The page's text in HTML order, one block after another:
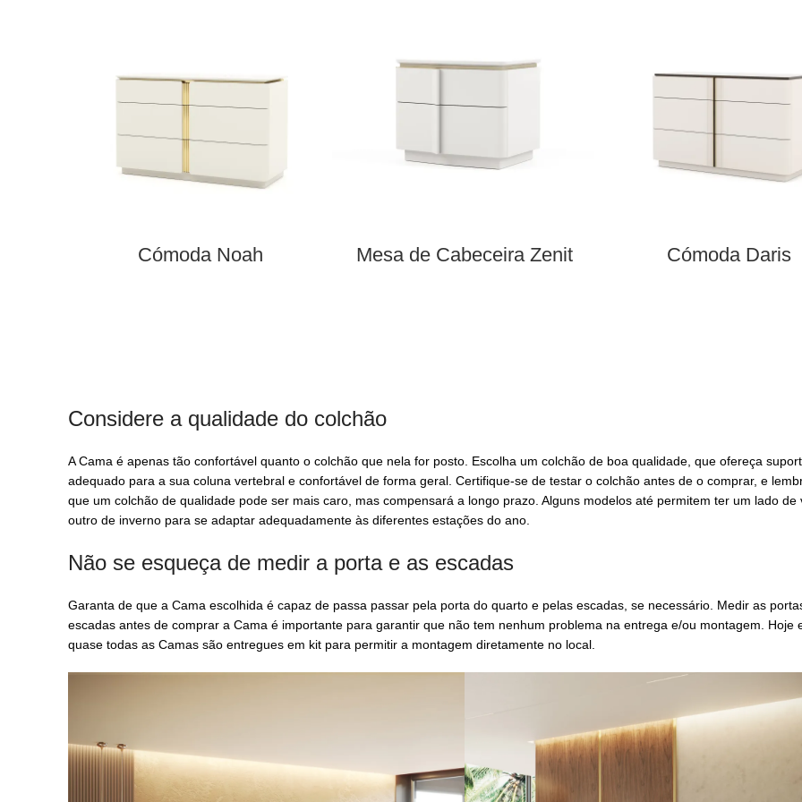
Cómoda Noah Mesa de Cabeceira Zenit Cómoda Daris
Considere a qualidade do colchão
A Cama é apenas tão confortável quanto o colchão que nela for posto. Escolha um colchão de boa qualidade, que ofereça
adequado para a sua coluna vertebral e confortável de forma geral. Certifique-se de testar o colchão antes de o comprar, e
que um colchão de qualidade pode ser mais caro, mas compensará a longo prazo. Alguns modelos até permitem ter um lado de
outro de inverno para se adaptar adequadamente às diferentes estações do ano.
Não se esqueça de medir a porta e as escadas
Garanta de que a Cama escolhida é capaz de passa passar pela porta do quarto e pelas escadas, se necessário. Medir as
escadas antes de comprar a Cama é importante para garantir que não tem nenhum problema na entrega e/ou montagem. Hoje
quase todas as Camas são entregues em kit para permitir a montagem diretamente no local.